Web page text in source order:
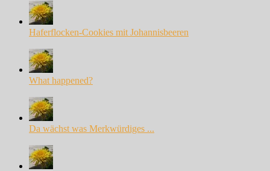
Haferflocken-Cookies mit Johannisbeeren
What happened?
Da wächst was Merkwürdiges ...